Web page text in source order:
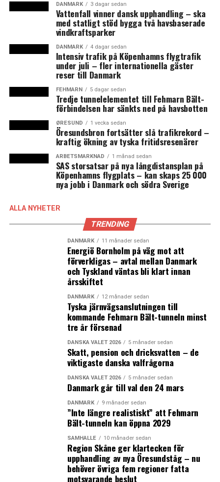
– Det har funnits en medveten strävan – särskilt i
Sverige, men även i de andra nordiska länderna – att
stärka drivkrafterna till arbete genom att göra det mer
lönsamt att arbeta i förhållande till att inte arbeta och
vara bidragsförsörjd, säger Lars Calmfors.
Men de ökade skillnaderna i inkomster beror inte bara
på att de lägsta inkomsterna har ökat långsamt.
Inkomsterna har också ökat kraftigt för den procent av
befolkningen som tjänar allra mest.
– Vi vet att det hänger ihop med två saker:
kapitalinkomsterna är väldigt ojämnt fördelade och
deras andel av de totala inkomsterna har ökat.
Toppinkomsttaggarna får alltså en större andel av
inkomsterna eftersom den största andelen av
kapitalinkomsterna i sig ha blivit mer ojämnt fördelade.
Trenden med ökande inkomstklyftor är internationell
men orsakerna bakom kan variera. I USA och andra
anglosachsiska länder har klyftorna framförallt ökat på
grund av större skillnader i löner och andra
marknadsinkomster.
– Den teknologiska utvecklingen brukar anses vara den
viktigaste faktorn. Den har gynnat välutbildade,
samtidigt som den har missgynnat mer lågutbildad
arbetskraft. Men utvecklingen hänger också ihop med
globaliseringen och svagare fackliga organisationer i de
här länderna, säger Lars Calmfors, professor emeritus i
nationalekonomi vid Stockholms universitet och en av
redaktörerna för Nordic Economic POLICY Review 2018.
I de nordiska länderna verkar den teknologiska
utvecklingen, globaliseringen och fackföreningarnas
ställning inte ha påverkat inkomstfördelningen särskilt
– Fackföreningarna i Norden har visserligen också
tappat medlemmar, men de har bevarat sin styrka
DANMARK 3 dagar sedan
Vattenfall vinner dansk upphandling – ska
med statligt stöd bygga två havsbaserade
vindkraftsparker
DANMARK 4 dagar sedan
Intensiv trafik på Köpenhamns flygtrafik
under juli – fler internationella gäster
reser till Danmark
FEHMARN 5 dagar sedan
Tredje tunnelelementet till Fehmarn Bält-
förbindelsen har sänkts ned på havsbotten
ØRESUND 1 vecka sedan
Öresundsbron fortsätter slå trafikrekord –
kraftig ökning av tyska fritidsresenärer
ARBETSMARKNAD 1 månad sedan
SAS storsatsar på nya långdistansplan på
Köpenhamns flygplats – kan skaps 25 000
nya jobb i Danmark och södra Sverige
ALLA NYHETER
TRENDING
DANMARK 11 månader sedan
Energiö Bornholm på väg mot att
förverkligas – avtal mellan Danmark
och Tyskland väntas bli klart innan
årsskiftet
DANMARK 12 månader sedan
Tyska järnvägsanslutningen till
kommande Fehmarn Bält-tunneln minst
tre år försenad
DANSKA VALET 2026 5 månader sedan
Skatt, pension och dricksvatten – de
viktigaste danska valfrågorna
DANSKA VALET 2026 5 månader sedan
Danmark går till val den 24 mars
DANMARK 9 månader sedan
”Inte längre realistiskt” att Fehmarn
Bält-tunneln kan öppna 2029
SAMHÄLLE 10 månader sedan
Region Skåne ger klartecken för
upphandling av nya Öresundståg – nu
behöver övriga fem regioner fatta
motsvarande beslut